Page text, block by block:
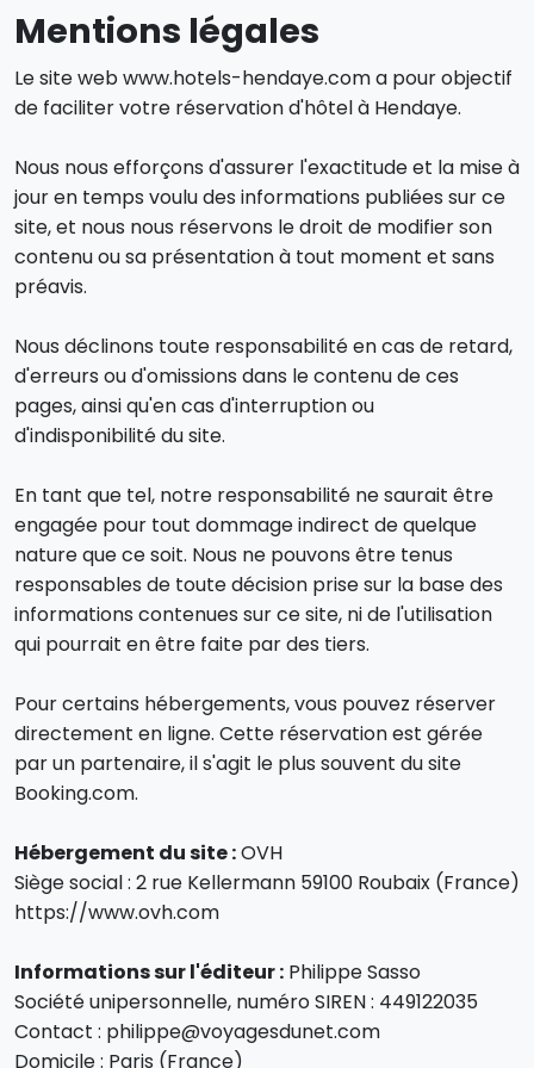
Mentions légales
Le site web www.hotels-hendaye.com a pour objectif
de faciliter votre réservation d'hôtel à Hendaye.
Nous nous efforçons d'assurer l'exactitude et la mise à
jour en temps voulu des informations publiées sur ce
site, et nous nous réservons le droit de modifier son
contenu ou sa présentation à tout moment et sans
préavis.
Nous déclinons toute responsabilité en cas de retard,
d'erreurs ou d'omissions dans le contenu de ces
pages, ainsi qu'en cas d'interruption ou
d'indisponibilité du site.
En tant que tel, notre responsabilité ne saurait être
engagée pour tout dommage indirect de quelque
nature que ce soit. Nous ne pouvons être tenus
responsables de toute décision prise sur la base des
informations contenues sur ce site, ni de l'utilisation
qui pourrait en être faite par des tiers.
Pour certains hébergements, vous pouvez réserver
directement en ligne. Cette réservation est gérée
par un partenaire, il s'agit le plus souvent du site
Booking.com.
Hébergement du site :OVH
Siège social : 2 rue Kellermann 59100 Roubaix (France)
https://www.ovh.com
Informations sur l'éditeur : Philippe Sasso
Société unipersonnelle, numéro SIREN : 449122035
Contact : philippe@voyagesdunet.com
Domicile : Paris (France)